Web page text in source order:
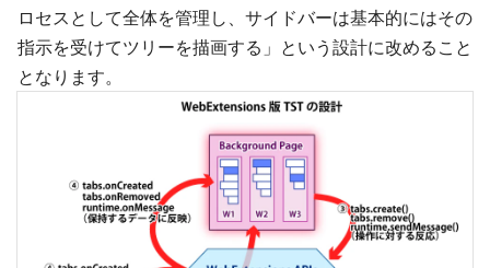
ロセスとして全体を管理し、サイドバーは基本的にはその
指示を受けてツリーを描画する」という設計に改めること
となります。